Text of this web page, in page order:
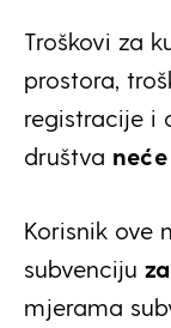
Troškovi za
prostora,
registracije i
društva
Korisnik ove
subvenciju
mjerama